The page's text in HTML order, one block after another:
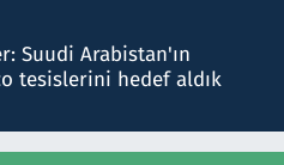
Suudi Arabistan'ın
tesislerini hedef aldık